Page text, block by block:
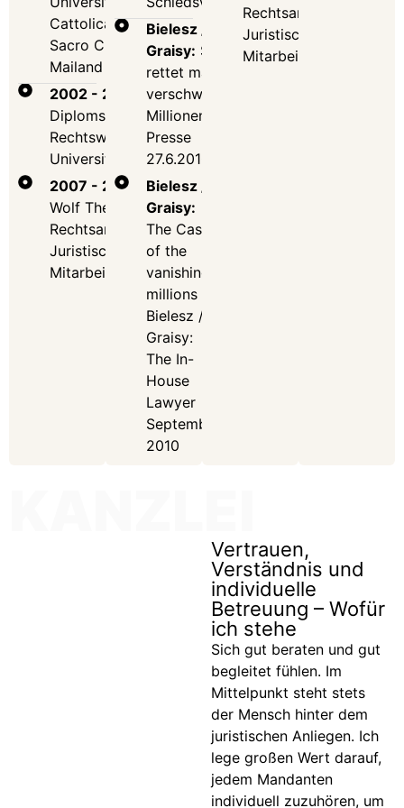
Cattolica del
Sacro Cuore,
Mailand
2002 - 2007:
Diplomstudium der
Rechtswissenschaften
Universität Wien
2007 - 2008:
Wolf Theiss
Rechtsanwälte
Juristische
Mitarbeiterin
Bielesz /
Graisy: So
rettet man
verschwundene
Millionen, Die
Presse
27.6.2010
Bielesz /
Graisy:
The Case
of the
vanishing
millions
Bielesz /
Graisy:
The In-
House
Lawyer
September
2010
Rechtsanwälte
Juristische
Mitarbeiterin
Vertrauen,
Verständnis und
individuelle
Betreuung – Wofür
ich stehe
Sich gut beraten und gut
begleitet fühlen. Im
Mittelpunkt steht stets
der Mensch hinter dem
juristischen Anliegen. Ich
lege großen Wert darauf,
jedem Mandanten
individuell zuzuhören, um